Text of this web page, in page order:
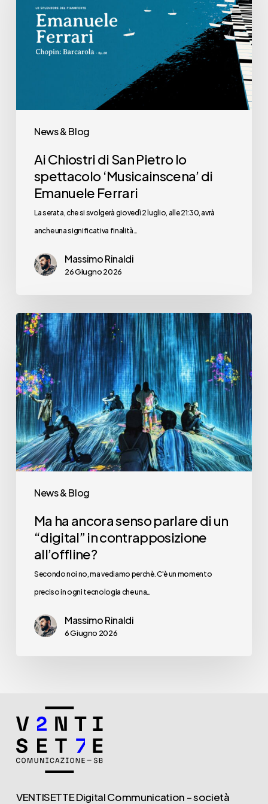
News & Blog
Pietro
Ferrari
Ai Chiostri di San Pietro lo
spettacolo ‘Musicainscena’ di
Emanuele Ferrari
La serata, che si svolgerà giovedì 2 luglio, alle 21:30, avrà
anche una significativa finalità…
Massimo Rinaldi
26 Giugno 2026
News & Blog
Ma
ha
ancora
senso
parlare
di
un
“digital”
in
all’offline?
Ma ha ancora senso parlare di un
“digital” in contrapposizione
all’offline?
Secondo noi no, ma vediamo perchè. C'è un momento
preciso in ogni tecnologia che una…
Massimo Rinaldi
6 Giugno 2026
VENTISETTE Digital Communication – società